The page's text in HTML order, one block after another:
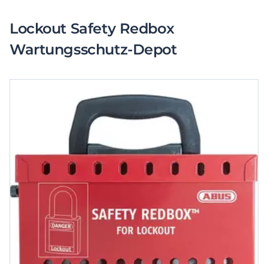
Lockout Safety Redbox
Wartungsschutz-Depot